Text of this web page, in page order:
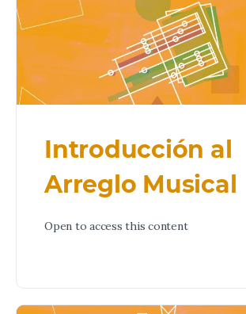
Introducción al
Arreglo Musical
Open to access this content